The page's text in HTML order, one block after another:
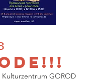
Kulturzentrum GOROD